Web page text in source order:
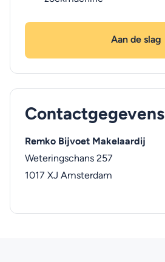
Aan de slag
Contactgegevens
Remko Bijvoet Makelaardij
Weteringschans 257
1017 XJ Amsterdam